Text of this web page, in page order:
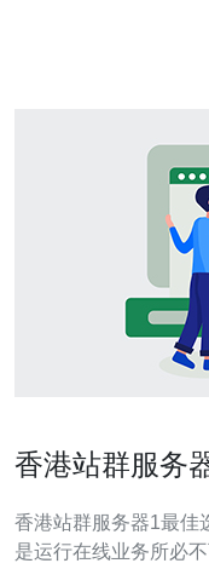
香港站群服务
香港站群服务器1最佳选择 在当今数字化时代，
是运行在线业务所必